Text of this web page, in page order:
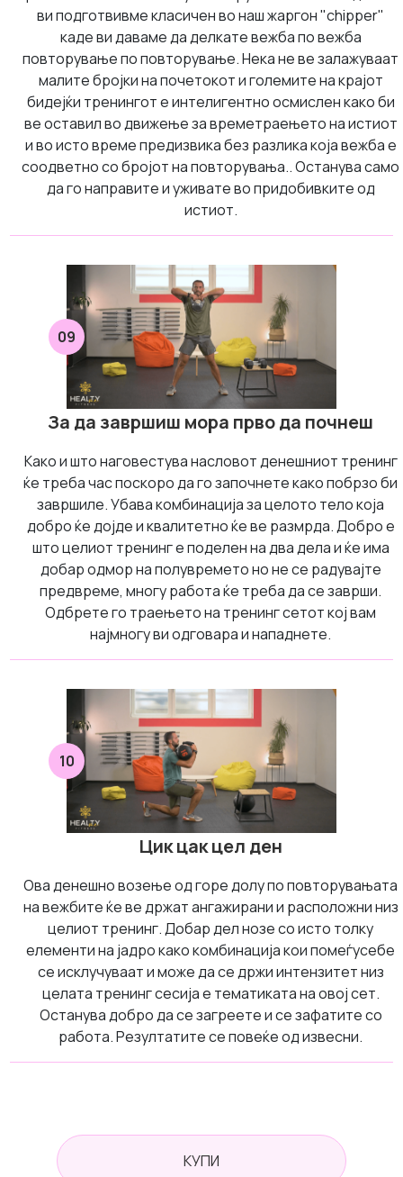
ви подготвивме класичен во наш жаргон "chipper"
каде ви даваме да делкате вежба по вежба
повторување по повторување. Нека не ве залажуваат
малите бројки на почетокот и големите на крајот
бидејќи тренингот е интелигентно осмислен како би
ве оставил во движење за времетраењето на истиот
и во исто време предизвика без разлика која вежба е
соодветно со бројот на повторувања.. Останува само
да го направите и уживате во придобивките од
истиот.
09
За да завршиш мора прво да почнеш
Како и што наговестува насловот денешниот тренинг
ќе треба час поскоро да го започнете како побрзо би
завршиле. Убава комбинација за целото тело која
добро ќе дојде и квалитетно ќе ве размрда. Добро е
што целиот тренинг е поделен на два дела и ќе има
добар одмор на полувремето но не се радувајте
предвреме, многу работа ќе треба да се заврши.
Одбрете го траењето на тренинг сетот кој вам
најмногу ви одговара и нападнете.
10
Цик цак цел ден
Ова денешно возење од горе долу по повторувањата
на вежбите ќе ве држат ангажирани и расположни низ
целиот тренинг. Добар дел нозе со исто толку
елементи на јадро како комбинација кои помеѓусебе
се исклучуваат и може да се држи интензитет низ
целата тренинг сесија е тематиката на овој сет.
Останува добро да се загреете и се зафатите со
работа. Резултатите се повеќе од извесни.
КУПИ